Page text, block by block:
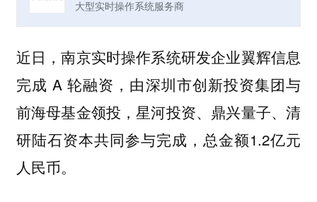
大型实时操作系统服务商
近日，南京实时操作系统研发企业翼辉信息
完成 A 轮融资，由深圳市创新投资集团与
前海母基金领投，星河投资、鼎兴量子、清
研陆石资本共同参与完成，总金额1.2亿元
人民币。